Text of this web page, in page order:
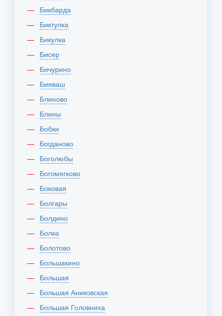
Бикбарда
Биктулка
Бикулка
Бисер
Бичурино
Бияваш
Блиново
Блины
Бобки
Богданово
Боголюбы
Богомягково
Боковая
Болгары
Болдино
Болка
Болотово
Большакино
Большая
Большая Аниковская
Большая Головниха